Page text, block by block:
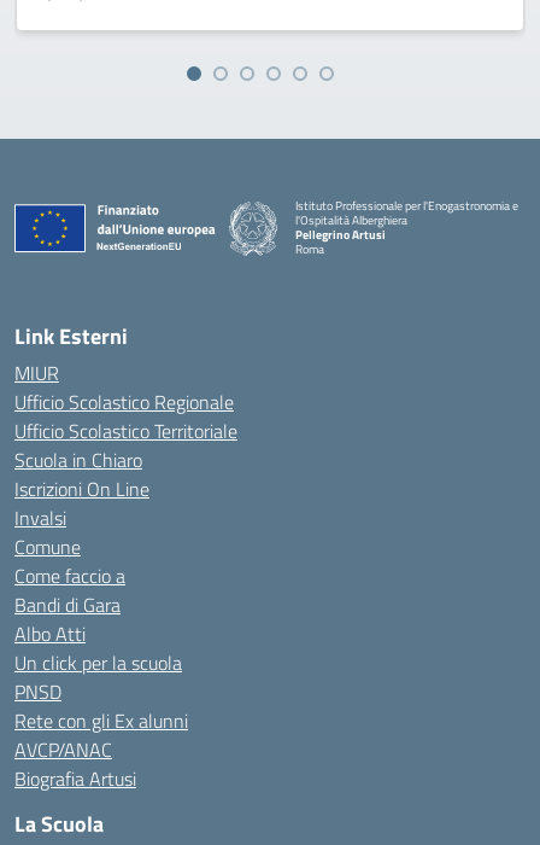
Istituto Professionale per l'Enogastronomia e
l'Ospitalità Alberghiera
Pellegrino Artusi
Roma
Link Esterni
MIUR
Ufficio Scolastico Regionale
Ufficio Scolastico Territoriale
Scuola in Chiaro
Iscrizioni On Line
Invalsi
Comune
Come faccio a
Bandi di Gara
Albo Atti
Un click per la scuola
PNSD
Rete con gli Ex alunni
AVCP/ANAC
Biografia Artusi
La Scuola